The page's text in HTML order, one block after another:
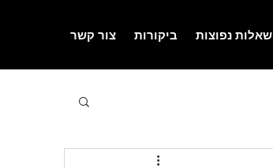
צור קשר ביקורות שאלות נפוצות